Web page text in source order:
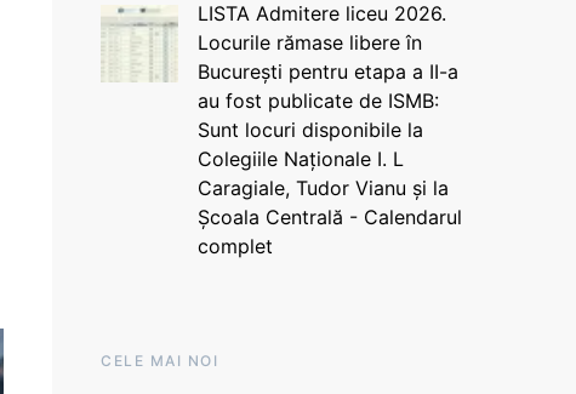
LISTA Admitere liceu 2026.
Locurile rămase libere în
București pentru etapa a II-a
au fost publicate de ISMB:
Sunt locuri disponibile la
Colegiile Naționale I. L
Caragiale, Tudor Vianu și la
Școala Centrală - Calendarul
complet
CELE MAI NOI